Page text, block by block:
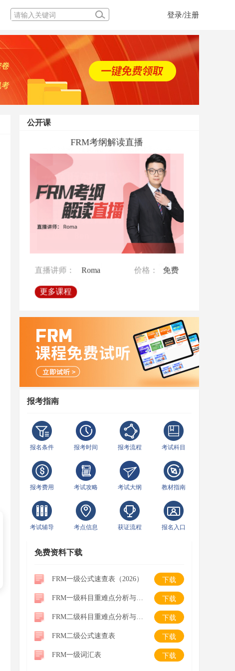
登录/注册
公开课
当前经济下FRM的风险管理体系应用
直播讲师： Ben 价格： 免费
更多课程
一堂玩转股、债、基的课
直播讲师： Crystal 价格： 免费
更多课程
FRM考纲解读直播
直播讲师： Roma 价格： 免费
更多课程
报考指南
报名条件 报考时间 报考流程 考试科目
报考费用 考试攻略 考试大纲 教材指南
考试辅导 考点信息 获证流程 报名入口
免费资料下载
FRM一级公式速查表（2026） 下载
FRM一级科目重难点分析与学习建议 下载
FRM二级科目重难点分析与学习建议 下载
FRM二级公式速查表 下载
FRM一级词汇表 下载